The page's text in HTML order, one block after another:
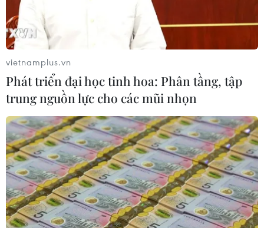
Hàn Quốc mở tuyến du lịch bằng đường
sắt tới khu DMZ
12/05/2019 04:52
Chuyến tàu sẽ xuất phát từ ga KTX Gwangmyeong
vietnamplus.vn
Phát triển đại học tinh hoa: Phân tầng, tập
trung nguồn lực cho các mũi nhọn